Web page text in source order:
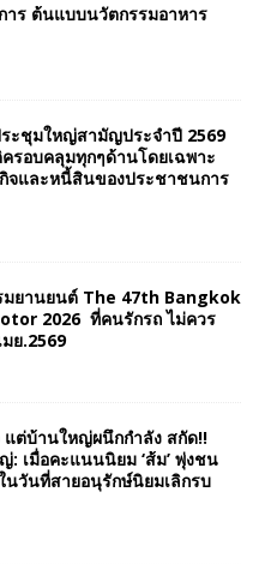
าร ต้นแบบนวัตกรรมอาหาร
ะชุมใหญ่สามัญประจำปี 2569
รอบคลุมทุกๆด้านโดยเฉพาะ
จและหนี้สินของประชาชนการ
มยานยนต์ The 47th Bangkok
2026 ที่คนรักรถ ไม่ควร
ย.2569
ต่บ้านใหญ่ผนึกกำลัง สกัด!!
: เมื่อคะแนนนิยม ‘ส้ม’ พุ่งชน
นวันที่สายอนุรักษ์นิยมเลิกรบ